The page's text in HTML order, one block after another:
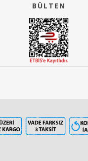
BÜLTEN